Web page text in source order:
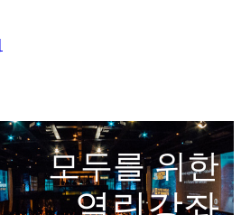
모두를 위한